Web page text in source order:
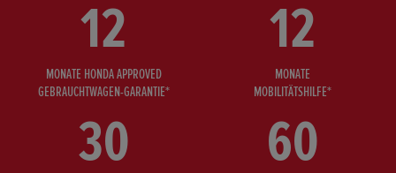
12
MONATE HONDA APPROVED
GEBRAUCHTWAGEN-GARANTIE*
12
MONATE
MOBILITÄTSHILFE*
30 60